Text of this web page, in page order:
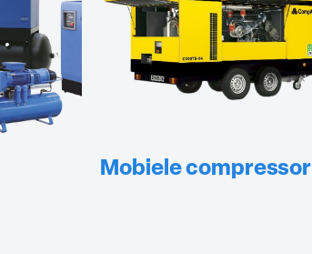
Mobiele compressor